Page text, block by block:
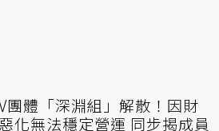
團體「深淵組」解散！因財
化無法穩定營運 同步揭成員